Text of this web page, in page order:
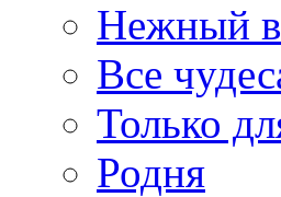
Нежный
Все
Только
Родня